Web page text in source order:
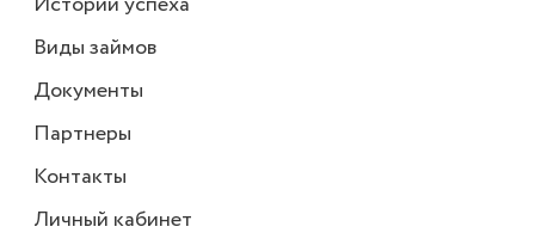
Виды займов
Документы
Партнеры
Контакты
Личный кабинет